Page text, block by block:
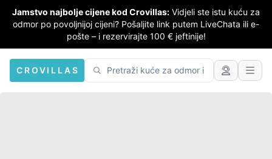
Jamstvo najbolje cijene kod Crovillas: Vidjeli ste istu kuću za
odmor po povoljnijoj cijeni? Pošaljite link putem LiveChata ili e-
pošte – i rezervirajte 100 € jeftinije!
CROVILLAS